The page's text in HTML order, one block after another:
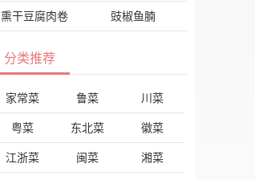
熏干豆腐肉卷 豉椒鱼腩
分类推荐
家常菜 鲁菜 川菜
粤菜 东北菜 徽菜
江浙菜 闽菜 湘菜